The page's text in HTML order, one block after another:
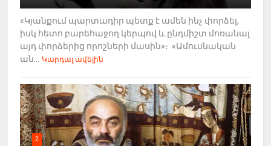
«Կյանքում պարտադիր պետք է ամեն ինչ փորձել,
իսկ հետո բարեհաջող կերպով և ընդմիշտ մոռանալ
այդ փորձերից որոշների մասին»։ «Ամուսնական
ան... Կարդալ ավելին
2